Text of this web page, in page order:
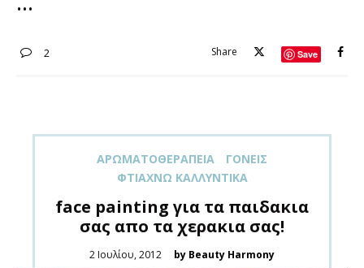
2 Share Save
ΑΡΩΜΑΤΟΘΕΡΑΠΕΊΑ
ΓΟΝΕΊΣ
ΦΤΙΆΧΝΩ ΚΑΛΛΥΝΤΙΚΆ
face painting για τα παιδακια
σας απο τα χερακια σας!
Posted
2 Ιουλίου, 2012 by Beauty Harmony